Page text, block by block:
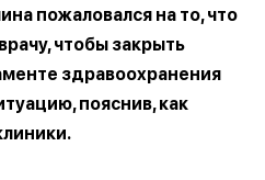
пожаловался на то, что
чтобы закрыть
здравоохранения
пояснив, как